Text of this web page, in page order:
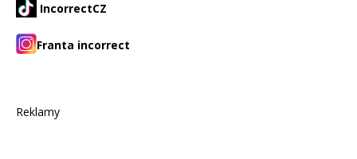
IncorrectCZ
Franta incorrect
Reklamy